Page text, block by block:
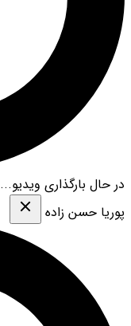
در حال بارگذاری ویدیو...
پوریا حسن زاده